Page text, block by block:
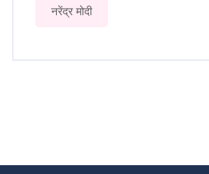
नरेंद्र मोदी